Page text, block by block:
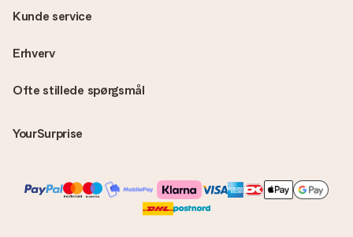
Ofte stillede spørgsmål
YourSurprise
Kunde service
Erhverv